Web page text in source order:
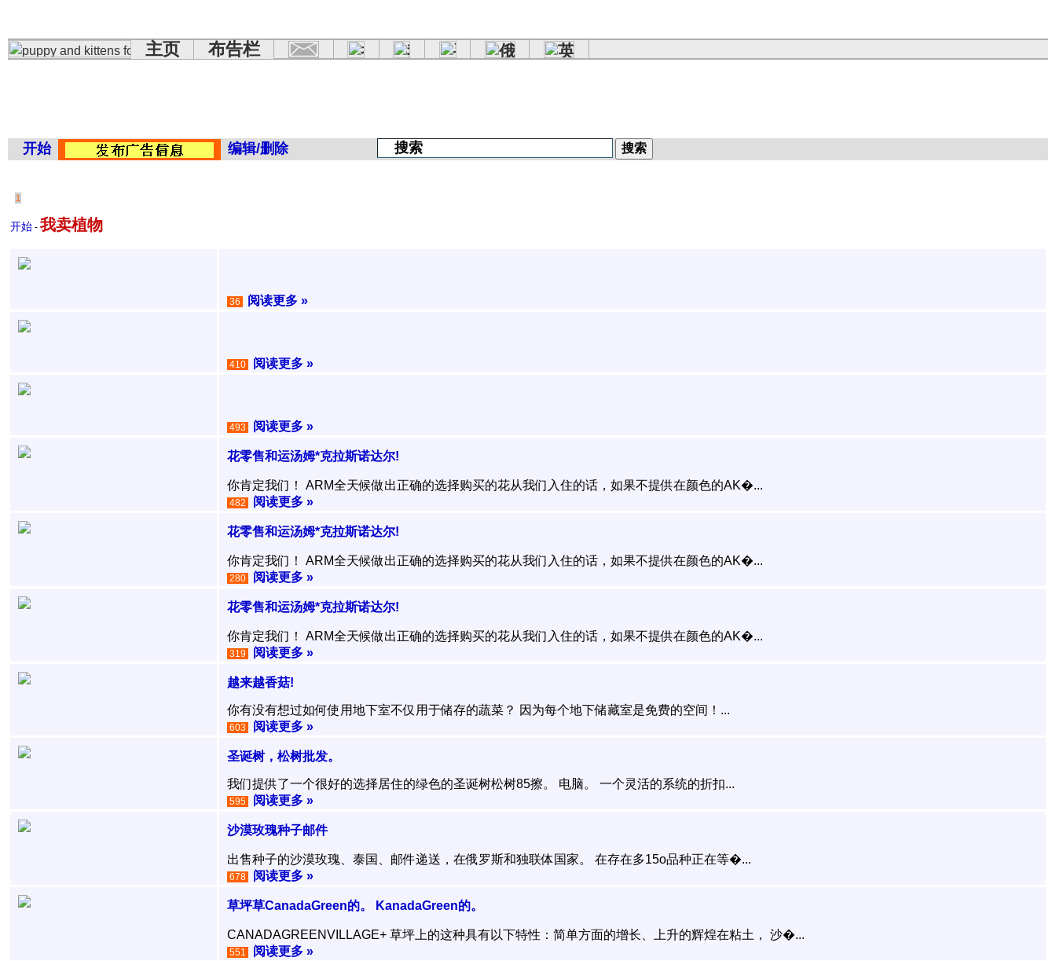
主页 布告栏
开始 编辑/删除
1
开始 - 我卖植物
36 阅读更多 »
410 阅读更多 »
493 阅读更多 »
花零售和运汤姆*克拉斯诺达尔!
你肯定我们！ ARM全天候做出正确的选择购买的花从我们入住的话，如果不提供在颜色的AK�...
482 阅读更多 »
花零售和运汤姆*克拉斯诺达尔!
你肯定我们！ ARM全天候做出正确的选择购买的花从我们入住的话，如果不提供在颜色的AK�...
280 阅读更多 »
花零售和运汤姆*克拉斯诺达尔!
你肯定我们！ ARM全天候做出正确的选择购买的花从我们入住的话，如果不提供在颜色的AK�...
319 阅读更多 »
越来越香菇!
你有没有想过如何使用地下室不仅用于储存的蔬菜？ 因为每个地下储藏室是免费的空间！...
603 阅读更多 »
圣诞树，松树批发。
我们提供了一个很好的选择居住的绿色的圣诞树松树85擦。 电脑。 一个灵活的系统的折扣...
595 阅读更多 »
沙漠玫瑰种子邮件
出售种子的沙漠玫瑰、泰国、邮件递送，在俄罗斯和独联体国家。 在存在多15o品种正在等�...
678 阅读更多 »
草坪草CanadaGreen的。 KanadaGreen的。
CANADAGREENVILLAGE+ 草坪上的这种具有以下特性：简单方面的增长、上升的辉煌在粘土， 沙�...
551 阅读更多 »